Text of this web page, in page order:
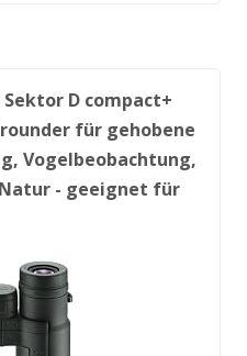
Sektor D compact+
für gehobene
Vogelbeobachtung,
- geeignet für